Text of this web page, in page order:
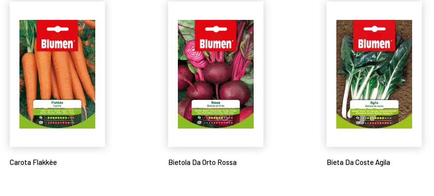
Carota Flakkèe Bietola Da Orto Rossa Bieta Da Coste Agila